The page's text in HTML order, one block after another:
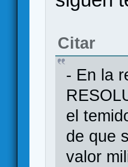
Citar
- En la
el
de que
valor